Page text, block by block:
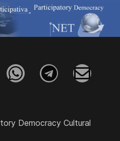
Democracy Cultural